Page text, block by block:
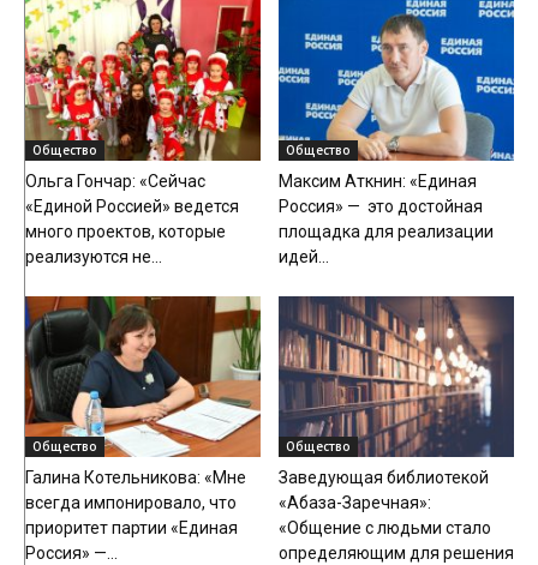
Общество
Ольга Гончар: «Сейчас
«Единой Россией» ведется
много проектов, которые
реализуются не...
Общество
Максим Аткнин: «Единая
Россия» — это достойная
площадка для реализации
идей...
Общество
Галина Котельникова: «Мне
всегда импонировало, что
приоритет партии «Единая
Россия» —...
Общество
Заведующая библиотекой
«Абаза-Заречная»:
«Общение с людьми стало
определяющим для решения